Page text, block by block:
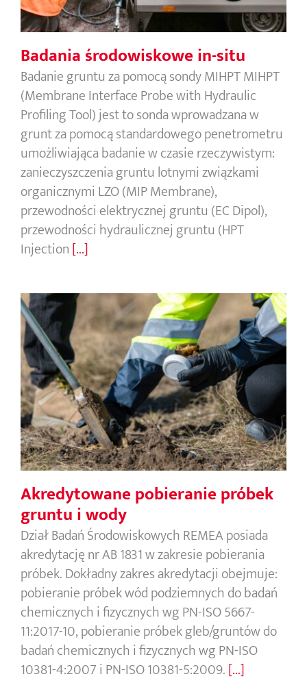
Badania środowiskowe in-situ
Badanie gruntu za pomocą sondy MIHPT MIHPT
(Membrane Interface Probe with Hydraulic
Profiling Tool) jest to sonda wprowadzana w
grunt za pomocą standardowego penetrometru
umożliwiająca badanie w czasie rzeczywistym:
zanieczyszczenia gruntu lotnymi związkami
organicznymi LZO (MIP Membrane),
przewodności elektrycznej gruntu (EC Dipol),
przewodności hydraulicznej gruntu (HPT
Injection[...]
Akredytowane pobieranie próbek
gruntu i wody
Akredytowane pobieranie próbek
gruntu i wody
Dział Badań Środowiskowych REMEA posiada
akredytację nr AB 1831 w zakresie pobierania
próbek. Dokładny zakres akredytacji obejmuje:
pobieranie próbek wód podziemnych do badań
chemicznych i fizycznych wg PN-ISO 5667-
11:2017-10, pobieranie próbek gleb/gruntów do
badań chemicznych i fizycznych wg PN-ISO
10381-4:2007 i PN-ISO 10381-5:2009.[...]